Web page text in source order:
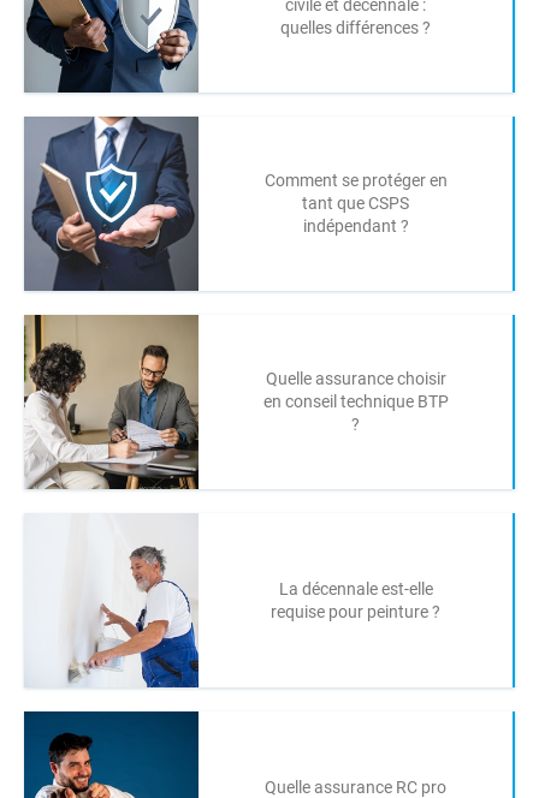
civile et décennale :
quelles différences ?
Comment se protéger en
tant que CSPS
indépendant ?
Quelle assurance choisir
en conseil technique BTP
?
La décennale est-elle
requise pour peinture ?
Quelle assurance RC pro